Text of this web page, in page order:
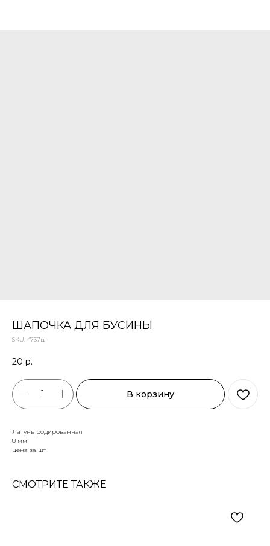
ШАПОЧКА ДЛЯ БУСИНЫ
SKU: 4737ц
20 р.
В корзину
Латунь родированная
8 мм
цена за шт
СМОТРИТЕ ТАКЖЕ